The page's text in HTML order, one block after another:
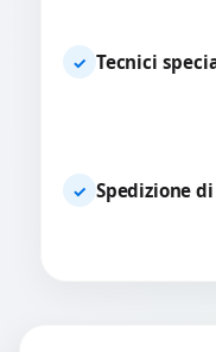
✓ Tecnici
✓ Spedizione